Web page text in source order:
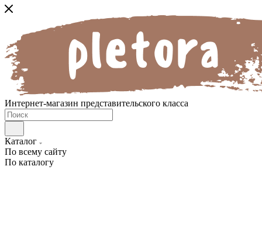
Интернет-магазин представительского класса
Каталог
По всему сайту
По каталогу